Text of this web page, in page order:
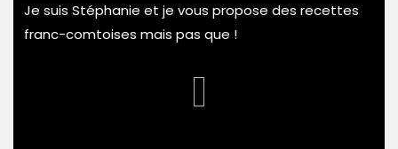
Je suis Stéphanie et je vous propose des recettes
franc-comtoises mais pas que !